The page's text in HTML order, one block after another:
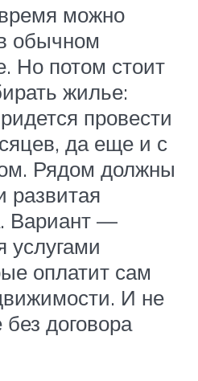
можно
обычном
Но потом стоит
жилье:
провести
да еще и с
Рядом должны
развитая
Вариант —
услугами
оплатит сам
И не
договора